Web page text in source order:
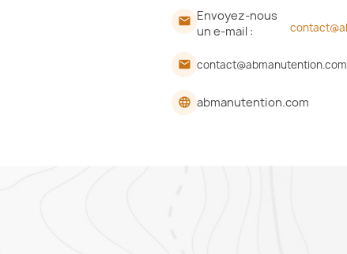
 Envoyez-nous
un e-mail :
email contact@abmanutention.com
language abmanutention.com